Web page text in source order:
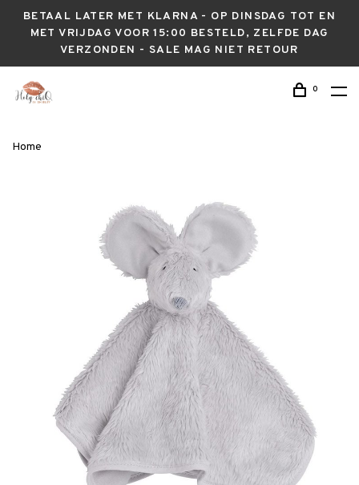
BETAAL LATER MET KLARNA - OP DINSDAG TOT EN
MET VRIJDAG VOOR 15:00 BESTELD, ZELFDE DAG
VERZONDEN - SALE MAG NIET RETOUR
0
Home